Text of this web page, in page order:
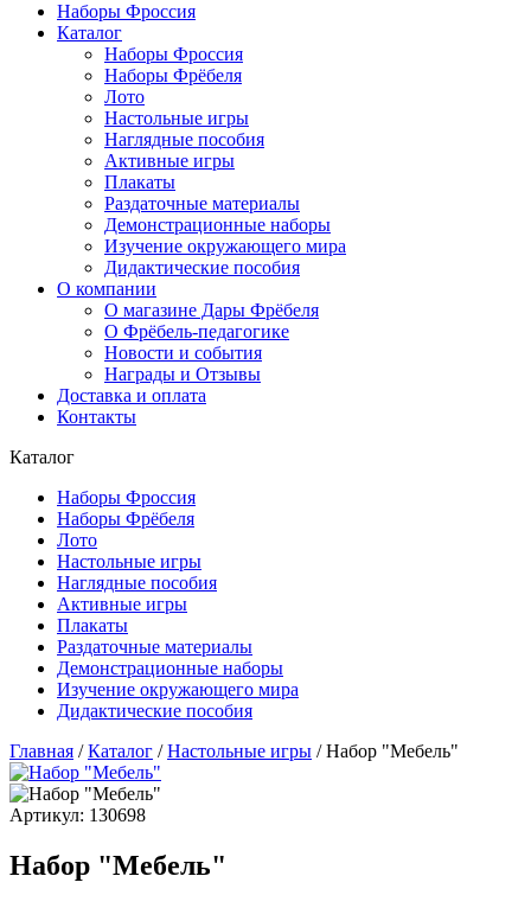
Наборы Фроссия
Каталог
Наборы Фроссия
Наборы Фрёбеля
Лото
Настольные игры
Наглядные пособия
Активные игры
Плакаты
Раздаточные материалы
Демонстрационные наборы
Изучение окружающего мира
Дидактические пособия
О компании
О магазине Дары Фрёбеля
О Фрёбель-педагогике
Новости и события
Награды и Отзывы
Доставка и оплата
Контакты
Каталог
Наборы Фроссия
Наборы Фрёбеля
Лото
Настольные игры
Наглядные пособия
Активные игры
Плакаты
Раздаточные материалы
Демонстрационные наборы
Изучение окружающего мира
Дидактические пособия
Главная /Каталог /Настольные игры /Набор "Мебель"
Артикул: 130698
Набор "Мебель"